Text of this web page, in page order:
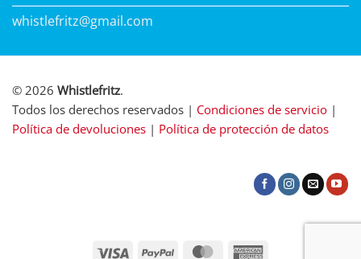
whistlefritz@gmail.com
© 2026 Whistlefritz.
Todos los derechos reservados | Condiciones de servicio |
Política de devoluciones | Política de protección de datos
Visa PayPal MasterCard